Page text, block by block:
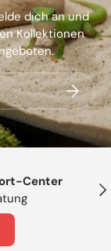
dich an und
Kollektionen
Center